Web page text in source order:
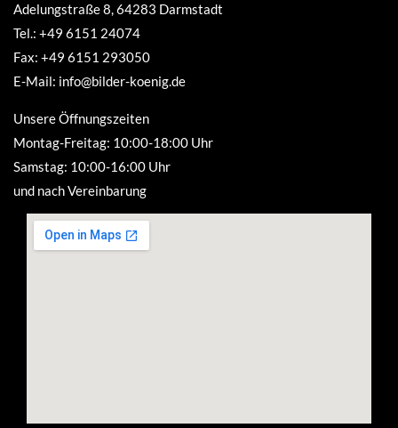
Adelungstraße 8, 64283 Darmstadt
Tel.: +49 6151 24074
Fax: +49 6151 293050
E-Mail: info@bilder-koenig.de
Unsere Öffnungszeiten
Montag-Freitag: 10:00-18:00 Uhr
Samstag: 10:00-16:00 Uhr
und nach Vereinbarung